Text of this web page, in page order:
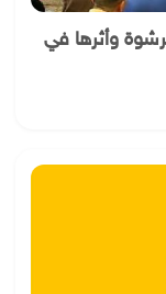
اليوم 31 يوليو الرشوة وأثرها في